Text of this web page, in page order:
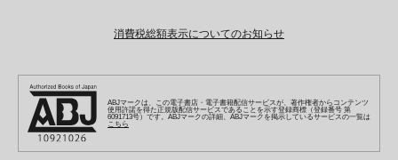
少年ジャンプ+
ZEBRACK
ジャンプルーキー！
S-MANGA
集英社コミック文庫
週刊ヤングジャンプ
ヤングジャンプ定期購読デジタル
集英社コミック文庫
りぼん
マーガレット
別冊マーガレット
ジャンプTOON
S-MANGA
集英社コミック文庫
マンガMee公式サイト
リマコミ
LEE
eclat
T JAPAN
Sportiva
パラスポ
web 集英社文庫
青春と読書
アジア人物史
1日5分で、明日は変わる よみタイ yomitai
集英社ビジネス書
集英社新書
集英社新書プラス - 知の水先案内人
kotoba
ライトノベル・ノベライズ
JUMP j-BOOKS
ダッシュエックス文庫公式サイト
集英社Webマガジン コバルト
集英社みらい文庫
集英社の児童図書 S-KIDS.LAND
ジャンプキャラクターズストア
HAPPY PLUS STORE
SHUEISHA VOX
LEEマルシェ
その他WEBサービス
集英社エディターズ・ラボ
消費税総額表示についてのお知らせ
ABJマークは、この電子書店・電子書籍配信サービスが、著作権者からコンテンツ
使用許諾を得た正規版配信サービスであることを示す登録商標（登録番号 第
6091713号）です。ABJマークの詳細、ABJマークを掲示しているサービスの一覧は
こちら